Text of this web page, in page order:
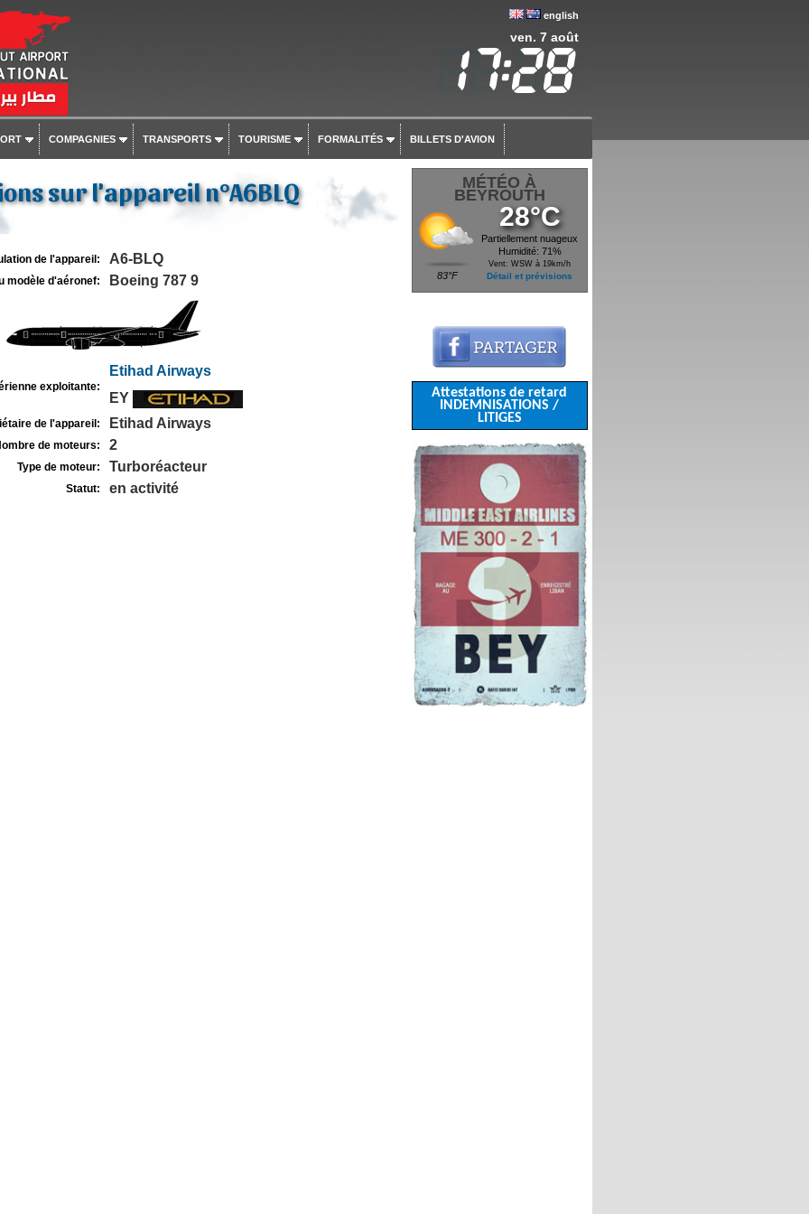
english
ven. 7 août
COMPAGNIES TRANSPORTS TOURISME FORMALITÉS BILLETS D'AVION
sur l'appareil n°A6BLQ
de l'appareil: A6-BLQ
modèle d'aéronef: Boeing 787 9
exploitante:
Etihad Airways
EY
de l'appareil: Etihad Airways
de moteurs: 2
Type de moteur: Turboréacteur
Statut: en activité
MÉTÉO À
BEYROUTH
83°F
28°C
Partiellement nuageux
Humidité: 71%
Vent: WSW à 19km/h
Détail et prévisions
Attestations de retard
INDEMNISATIONS /
LITIGES